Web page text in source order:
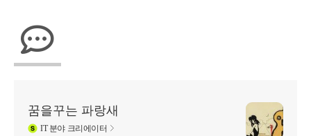
꿈을꾸는 파랑새
IT분야 크리에이터